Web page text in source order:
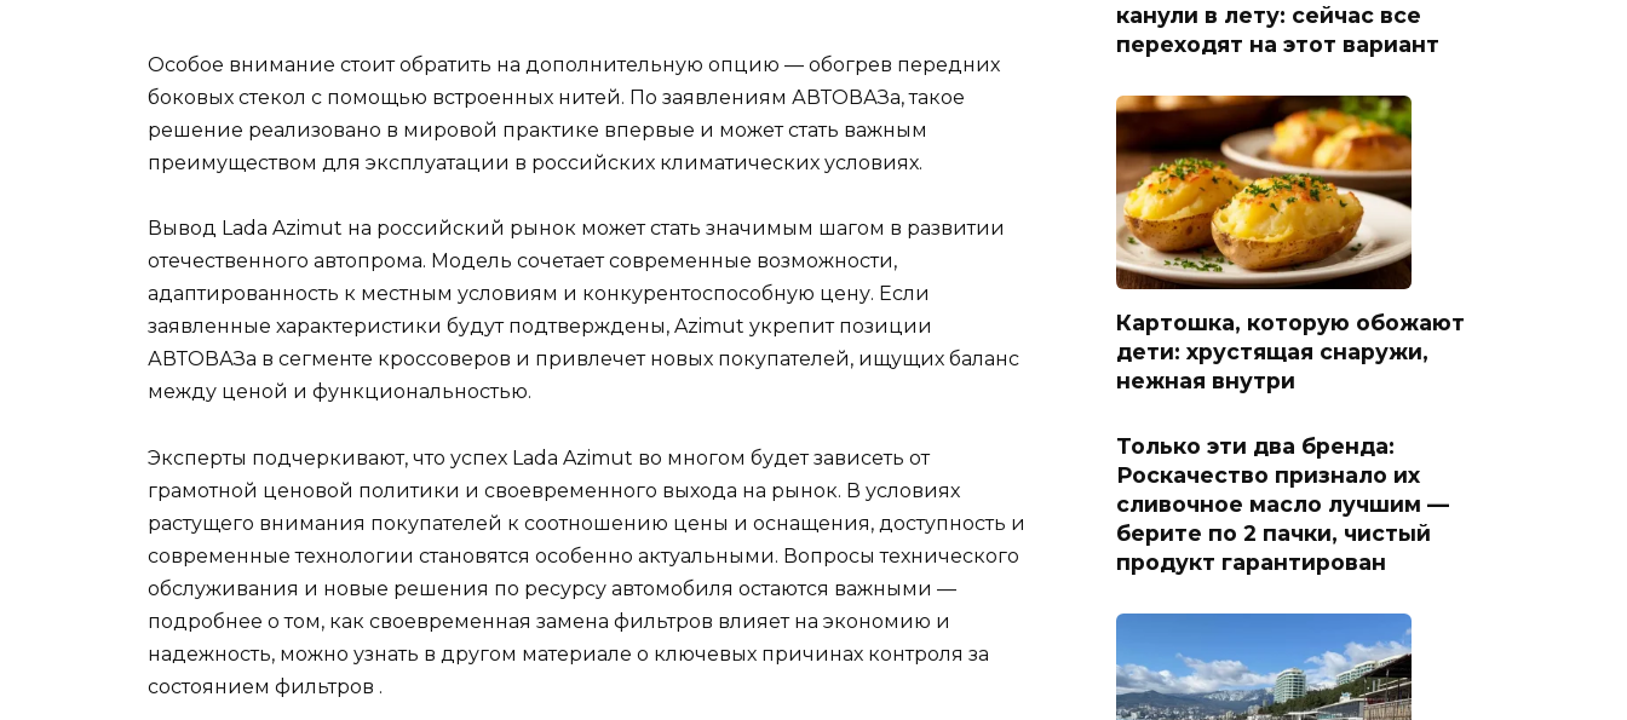
Особое внимание стоит обратить на дополнительную опцию — обогрев передних
боковых стекол с помощью встроенных нитей. По заявлениям АВТОВАЗа, такое
решение реализовано в мировой практике впервые и может стать важным
преимуществом для эксплуатации в российских климатических условиях.
Вывод Lada Azimut на российский рынок может стать значимым шагом в развитии
отечественного автопрома. Модель сочетает современные возможности,
адаптированность к местным условиям и конкурентоспособную цену. Если
заявленные характеристики будут подтверждены, Azimut укрепит позиции
АВТОВАЗа в сегменте кроссоверов и привлечет новых покупателей, ищущих баланс
между ценой и функциональностью.
Эксперты подчеркивают, что успех Lada Azimut во многом будет зависеть от
грамотной ценовой политики и своевременного выхода на рынок. В условиях
растущего внимания покупателей к соотношению цены и оснащения, доступность и
современные технологии становятся особенно актуальными. Вопросы технического
обслуживания и новые решения по ресурсу автомобиля остаются важными —
подробнее о том, как своевременная замена фильтров влияет на экономию и
надежность, можно узнать в другом материале о ключевых причинах контроля за
состоянием фильтров .
канули в лету: сейчас все
переходят на этот вариант
Картошка, которую обожают
дети: хрустящая снаружи,
нежная внутри
Только эти два бренда:
Роскачество признало их
сливочное масло лучшим —
берите по 2 пачки, чистый
продукт гарантирован